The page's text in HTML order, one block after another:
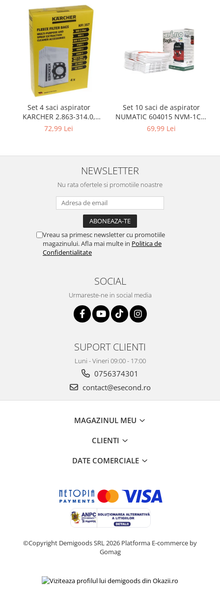
Accesorii aparate hair styling
Aparate & Accesorii ingrijire
personala
Aparate cosmetice
Articole Sanatate si Wellness
Consumabile sanitare
Cosmetice si produse ingrijire
personala
Jucarii, Copii & Bebe
Camera copilului
Igiena si ingrijire
Accesorii animale de companie
Castroane si adapatori animale
Igiena animale de companie
PC, Periferice & Software
Desktop PC & Monitoare
Retelistica & Supraveghere
Servere, Componente & UPS
Accesorii antrenament
Sporturi acvatice
Sporturi de interior
Aparate Foto & Accesorii
Drone si Accesorii
Set 4 saci aspirator
KARCHER 2.863-314.0,
compatibil cu WD, KWD, SE
72,99 Lei
Set 10 saci de aspirator
NUMATIC 604015 NVM-1CH,
9L
69,99 Lei
NEWSLETTER
Nu rata ofertele si promotiile noastre
Vreau sa primesc newsletter cu promotiile
magazinului. Afla mai multe in Politica de
Confidentialitate
SOCIAL
Urmareste-ne in social media
SUPORT CLIENTI
Luni - Vineri 09:00 - 17:00
0756374301
contact@esecond.ro
MAGAZINUL MEU
CLIENTI
DATE COMERCIALE
©Copyright Demigoods SRL 2026 Platforma E-commerce by
Gomag